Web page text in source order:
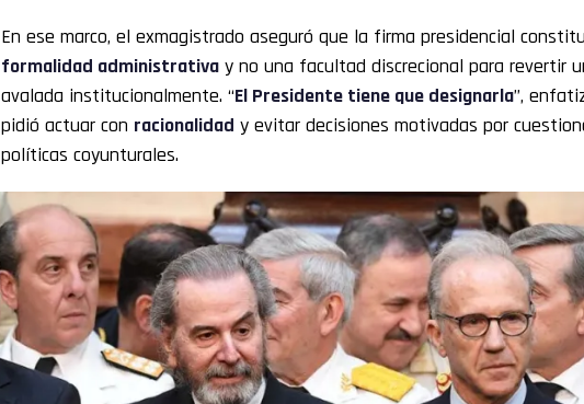
En ese marco, el exmagistrado aseguró que la firma presidencial
formalidad administrativa y no una facultad discrecional para revertir
avalada institucionalmente. “El Presidente tiene que designarla”,
pidió actuar con racionalidad y evitar decisiones motivadas por
políticas coyunturales.